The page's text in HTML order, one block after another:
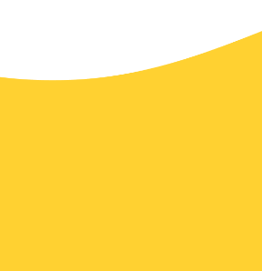
taxi est assez développé, mais
de même vous guider à travers